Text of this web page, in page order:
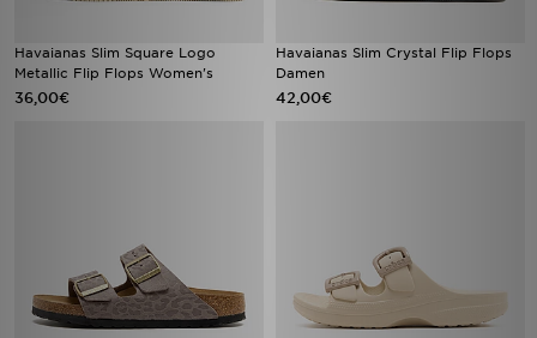
Havaianas Slim Square Logo
Metallic Flip Flops Women's
36,00€
Havaianas Slim Crystal Flip Flops
Damen
42,00€